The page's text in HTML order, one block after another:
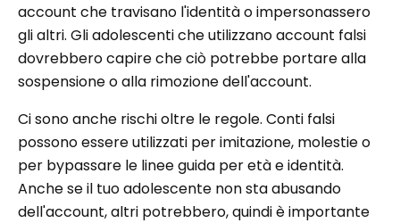
account che travisano l'identità o impersonassero
gli altri. Gli adolescenti che utilizzano account falsi
dovrebbero capire che ciò potrebbe portare alla
sospensione o alla rimozione dell'account.
Ci sono anche rischi oltre le regole. Conti falsi
possono essere utilizzati per imitazione, molestie o
per bypassare le linee guida per età e identità.
Anche se il tuo adolescente non sta abusando
dell'account, altri potrebbero, quindi è importante